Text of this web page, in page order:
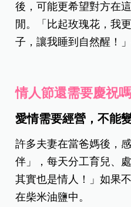
後，可能更希望對方在
閒。「比起玫瑰花，我
子，讓我睡到自然醒！
情人節還需要慶祝
愛情需要經營，不能
許多夫妻在當爸媽後，
伴」，每天分工育兒、
其實也是情人！」如果
在柴米油鹽中。